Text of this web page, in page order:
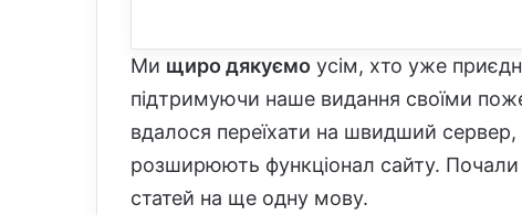
Ми щиро дякуємо усім, хто уже
підтримуючи наше видання своїми
вдалося переїхати на швидший сервер,
розширюють функціонал сайту.
статей на ще одну мову.